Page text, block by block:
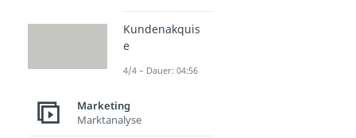
Kundenakquis
e
4/4 – Dauer: 04:56
Marketing
Marktanalyse